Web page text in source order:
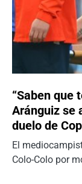
“Saben que
Aránguiz se
duelo de
El
Colo-Colo por